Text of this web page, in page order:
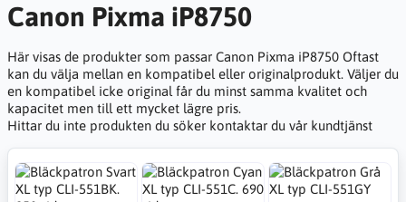
Canon Pixma iP8750
Här visas de produkter som passar Canon Pixma iP8750 Oftast
kan du välja mellan en kompatibel eller originalprodukt. Väljer du
en kompatibel icke original får du minst samma kvalitet och
kapacitet men till ett mycket lägre pris.
Hittar du inte produkten du söker kontaktar du vår kundtjänst